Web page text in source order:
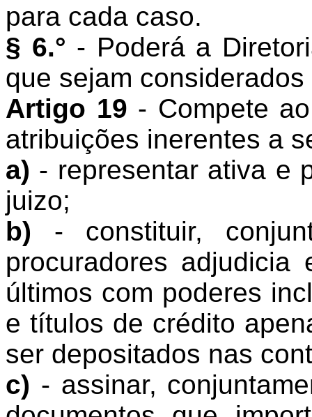
para cada caso.
§ 6.° - Poderá a
que sejam
Artigo 19 - Compete
atribuições inerentes a
a) - representar ativa e
juizo;
b) - constituir,
procuradores
últimos com poderes
e títulos de crédito
ser depositados nas
c) - assinar,